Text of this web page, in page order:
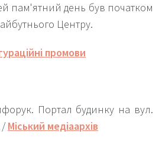
пам'ятний день був початком
Центру.
промови
Портал будинку на вул.
/Міський медіаархів